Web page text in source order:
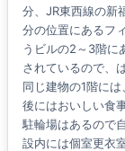
分、JR東西線の新
分の位置にあるフ
うビルの2～3階に
されているので、
同じ建物の1階に
後にはおいしい食
駐輪場はあるので
設内には個室更衣